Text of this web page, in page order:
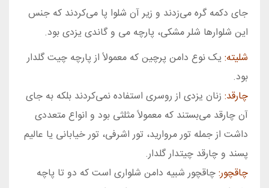
جای دكمه گره می‌زدند و زير آن شلوا پا می‌كردند كه جنس
اين شلوارها شلر مشكی، پارچه می و گاندی يزدی بود.
شليته: يک نوع دامن پرچين كه معمولاً از پارچه چيت گلدار
بود.
چارقد: زنان یزدی از روسری استفاده نمی‌كردند بلكه به جای
آن چارقد می‌بستند كه معمولاً مثلثی بود و انواع متعددی
داشت از جمله تور مرواريد، تور اشرفی، تور خيابانی يا عاليم
پسند و چارقد چيتدار گلدار.
چاقچور:چاقچور شبيه دامن شلواری است كه دو تا پاچه